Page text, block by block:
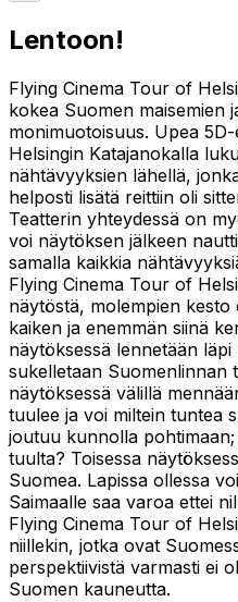
Lentoon!
Flying Cinema Tour of
kokea Suomen maisemien
monimuotoisuus. Upea
Helsingin Katajanokalla
nähtävyyksien lähellä,
helposti lisätä reittiin oli
Teatterin yhteydessä on
voi näytöksen jälkeen
samalla kaikkia
Flying Cinema Tour of
näytöstä, molempien
kaiken ja enemmän siinä
näytöksessä lennetään
sukelletaan Suomenlinnan
näytöksessä välillä
tuulee ja voi miltein tuntea
joutuu kunnolla
tuulta? Toisessa
Suomea. Lapissa ollessa
Saimaalle saa varoa ettei
Flying Cinema Tour of
niillekin, jotka ovat
perspektiivistä varmasti ei
Suomen kauneutta.